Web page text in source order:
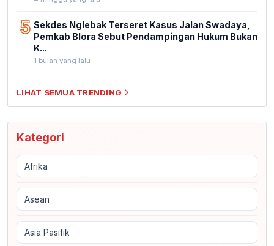
5 Sekdes Nglebak Terseret Kasus Jalan Swadaya,
Pemkab Blora Sebut Pendampingan Hukum Bukan
K...
1 bulan yang lalu
LIHAT SEMUA TRENDING
Kategori
Afrika
Asean
Asia Pasifik